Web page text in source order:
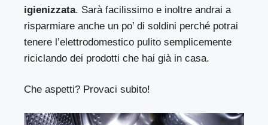
igienizzata. Sarà facilissimo e inoltre andrai a
risparmiare anche un po’ di soldini perché potrai
tenere l’elettrodomestico pulito semplicemente
riciclando dei prodotti che hai già in casa.
Che aspetti? Provaci subito!